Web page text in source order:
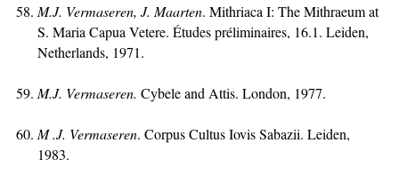
M.J. Vermaseren, J. Maarten. Mithriaca I: The Mithraeum at
S. Maria Capua Vetere. Études préliminaires, 16.1. Leiden,
Netherlands, 1971.
M.J. Vermaseren. Cybele and Attis. London, 1977.
M .J. Vermaseren. Corpus Cultus Iovis Sabazii. Leiden,
1983.